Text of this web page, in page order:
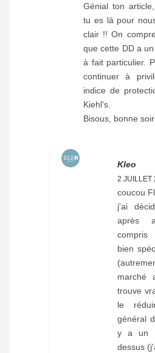
Génial ton
tu es là pour
clair !! On
que cette DD a
à fait particulier.
continuer à
indice de
Kiehl's.
Bisous, bonne
Kleo
2 JUILLET
coucou
j'ai
après
compris
bien
marché
trouve
le
général
y a un
dessus